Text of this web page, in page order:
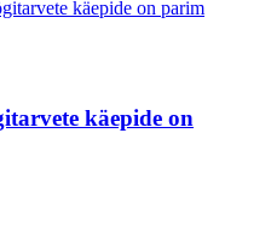
käepide on